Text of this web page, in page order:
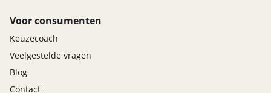
Voor consumenten
Keuzecoach
Veelgestelde vragen
Blog
Contact